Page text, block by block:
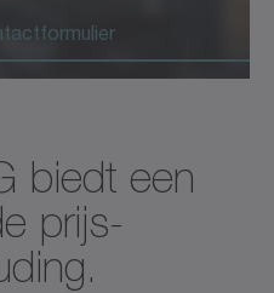
biedt een
prijs-